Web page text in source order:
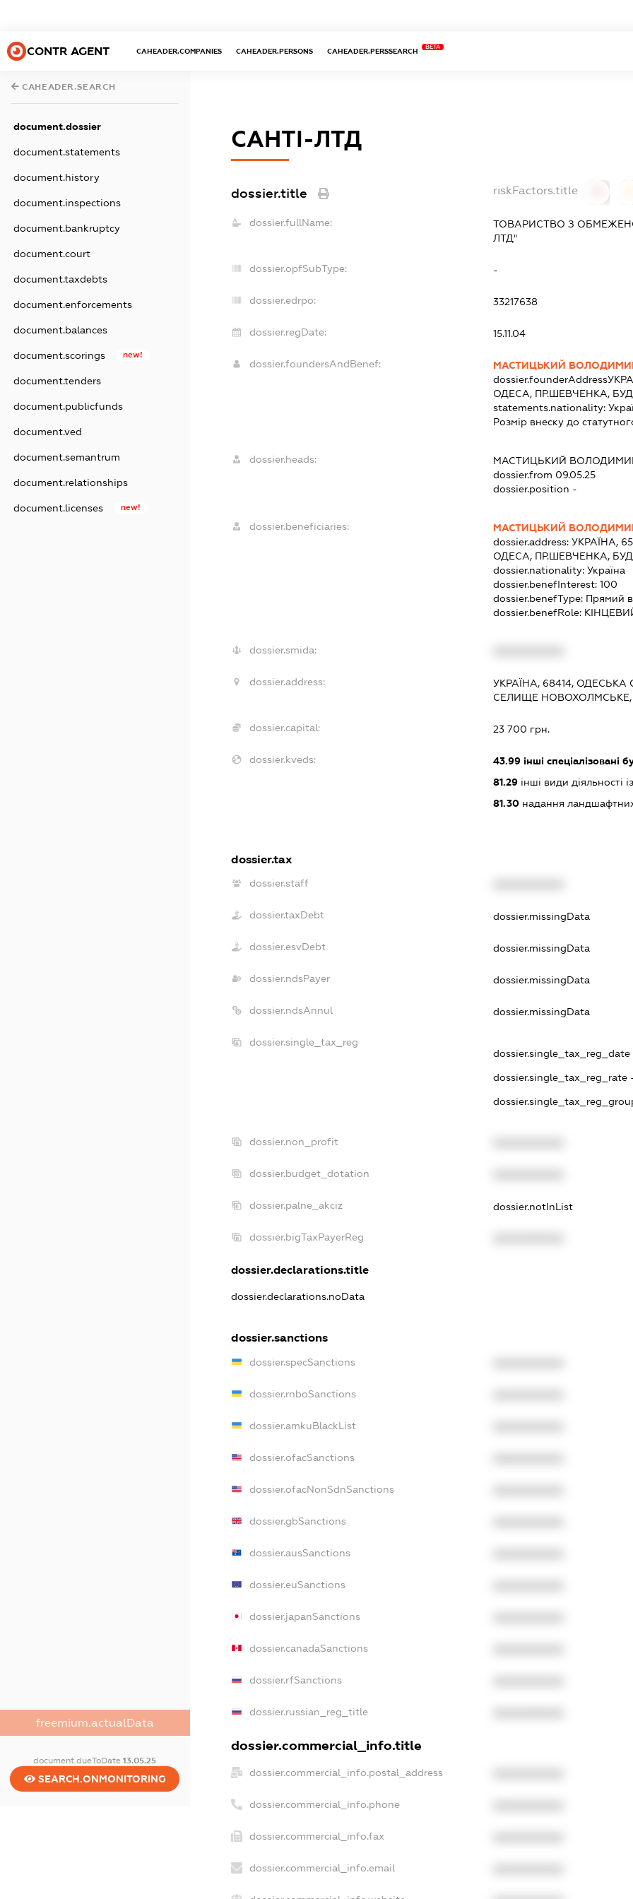
CONTR AGENT CAHEADER.COMPANIES CAHEADER.PERSONS CAHEADER.PERSSEARCH
BETA
CAHEADER.SEARCH
document.dossier
document.statements
document.history
document.inspections
document.bankruptcy
document.court
document.taxdebts
document.enforcements
document.balances
document.scorings new!
document.tenders
document.publicfunds
document.ved
document.semantrum
document.relationships
document.licenses new!
freemium.actualData
document.dueToDate13.05.25
SEARCH.ONMONITORING
САНТІ-ЛТД
dossier.title riskFactors.title
dossier.fullName:
ТОВАРИСТВО З
ЛТД"
dossier.opfSubType: -
dossier.edrpo: 33217638
dossier.regDate: 15.11.04
dossier.foundersAndBenef:
МАСТИЦЬКИЙ
dossier.founderAddress
ОДЕСА, ПР.ШЕВЧЕНКА,
statements.nationality:
Розмір внеску до
dossier.heads: МАСТИЦЬКИЙ
dossier.from 09.05.25
dossier.position -
dossier.beneficiaries:
МАСТИЦЬКИЙ
dossier.address: УКРАЇНА,
ОДЕСА, ПР.ШЕВЧЕНКА,
dossier.nationality: Україна
dossier.benefInterest: 100
dossier.benefType: Прямий
dossier.benefRole:
dossier.smida:
dossier.address:
УКРАЇНА, 68414,
СЕЛИЩЕ НОВОХОЛМСЬКЕ,
dossier.capital: 23 700 грн.
dossier.kveds: 43.99інші спеціалізовані
81.29інші види діяльності
81.30надання
dossier.tax
dossier.staff
dossier.taxDebt dossier.missingData
dossier.esvDebt dossier.missingData
dossier.ndsPayer dossier.missingData
dossier.ndsAnnul dossier.missingData
dossier.single_tax_reg
dossier.single_tax_reg_date -
dossier.single_tax_reg_rate
dossier.non_profit
dossier.budget_dotation
dossier.palne_akciz dossier.notInList
dossier.bigTaxPayerReg
dossier.declarations.title
dossier.declarations.noData
dossier.sanctions
dossier.specSanctions
dossier.rnboSanctions
dossier.amkuBlackList
dossier.ofacSanctions
dossier.ofacNonSdnSanctions
dossier.gbSanctions
dossier.ausSanctions
dossier.euSanctions
dossier.japanSanctions
dossier.canadaSanctions
dossier.rfSanctions
dossier.russian_reg_title
dossier.commercial_info.title
dossier.commercial_info.postal_address
dossier.commercial_info.phone
dossier.commercial_info.fax
dossier.commercial_info.email